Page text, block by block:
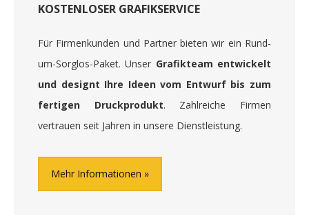
KOSTENLOSER GRAFIKSERVICE
Für Firmenkunden und Partner bieten wir ein Rund-
um-Sorglos-Paket. Unser Grafikteam entwickelt
und designt Ihre Ideen vom Entwurf bis zum
fertigen Druckprodukt. Zahlreiche Firmen
vertrauen seit Jahren in unsere Dienstleistung.
Mehr Informationen